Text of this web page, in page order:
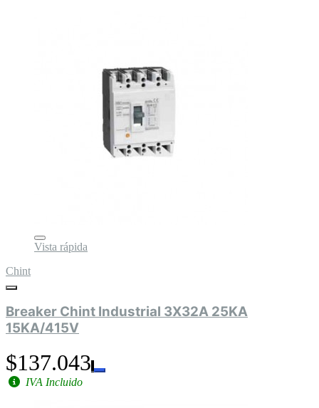
Vista rápida
Chint
Breaker Chint Industrial 3X32A 25KA
15KA/415V
$137.043
IVA Incluido